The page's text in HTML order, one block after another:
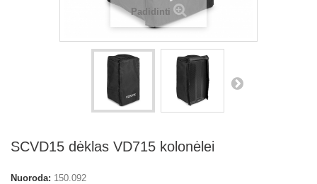
Padidinti
SCVD15 dėklas VD715 kolonėlei
Nuoroda: 150.092